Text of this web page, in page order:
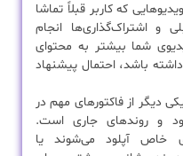
که کاربر قبلاً تماشا
و اشتراک‌گذاری‌ها انجام
شما بیشتر به محتوای
باشد، احتمال پیشنهاد
دیگر از فاکتورهای مهم در
و روندهای جاری است.
خاص آپلود می‌شوند یا